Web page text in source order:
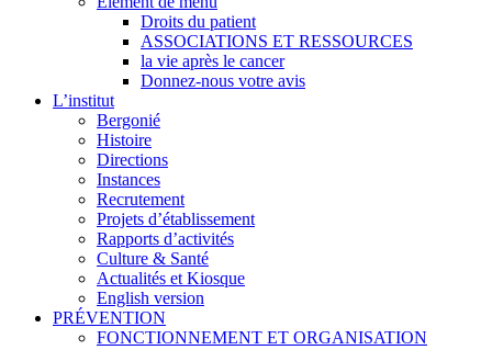
Droits du patient
ASSOCIATIONS ET RESSOURCES
la vie après le cancer
Donnez-nous votre avis
L’institut
Bergonié
Histoire
Directions
Instances
Recrutement
Projets d’établissement
Rapports d’activités
Culture & Santé
Actualités et Kiosque
English version
PRÉVENTION
FONCTIONNEMENT ET ORGANISATION